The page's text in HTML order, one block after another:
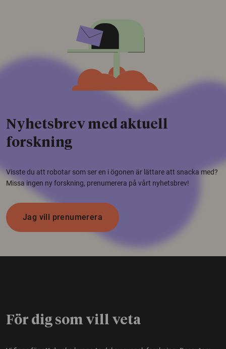
Nyhetsbrev med aktuell
forskning
Visste du att robotar som ser en i ögonen är lättare att snacka med?
Missa ingen ny forskning, prenumerera på vårt nyhetsbrev!
Jag vill prenumerera
För dig som vill veta